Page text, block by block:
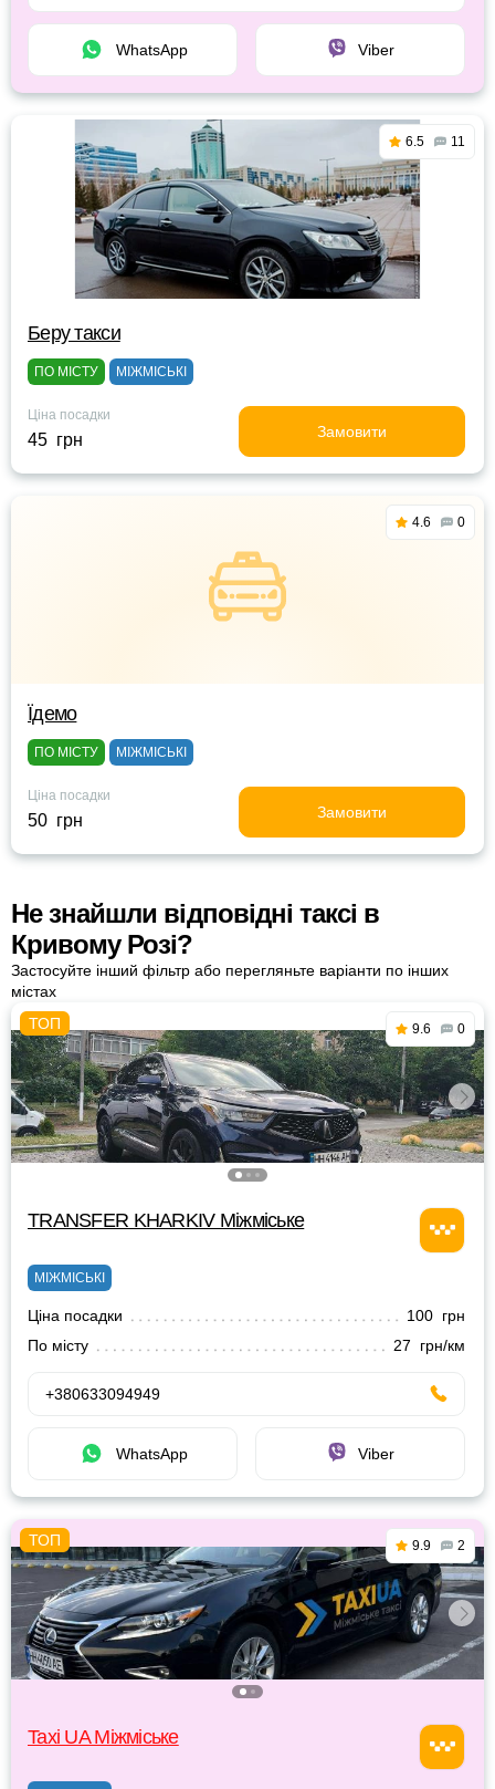
WhatsApp Viber
6.5 11
Беру такси
ПО МІСТУ МІЖМІСЬКІ
Ціна посадки
45 грн Замовити
4.6 0
Їдемо
ПО МІСТУ МІЖМІСЬКІ
Ціна посадки
50 грн Замовити
Не знайшли відповідні таксі в
Кривому Розі?
Застосуйте інший фільтр або перегляньте варіанти по інших
містах
9.6 0
TRANSFER KHARKIV Міжміське
МІЖМІСЬКІ
Ціна посадки
100 грн
По місту
27 грн/км
+380633094949
WhatsApp Viber
9.9 2
Taxi UA Міжміське